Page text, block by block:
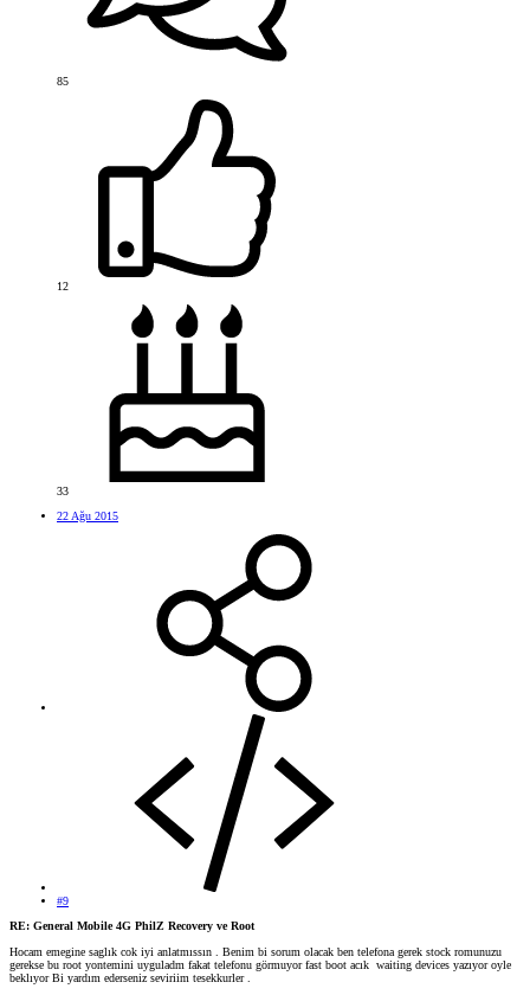
85
12
33
22 Ağu 2015
#9
RE: General Mobile 4G PhilZ Recovery ve Root
Hocam emegine saglık cok iyi anlatmıssın . Benim bi sorum olacak ben telefona gerek stock romunuzu
gerekse bu root yontemini uyguladm fakat telefonu görmuyor fast boot acık waiting devices yazıyor oyle
beklıyor Bi yardım ederseniz seviriim tesekkurler .